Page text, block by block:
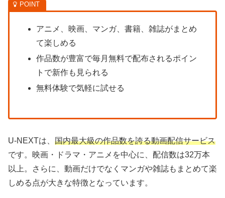
アニメ、映画、マンガ、書籍、雑誌がまとめ
て楽しめる
作品数が豊富で毎月無料で配布されるポイン
トで新作も見られる
無料体験で気軽に試せる
U-NEXTは、 国内最大級の作品数を誇る動画配信サービス
です。映画・ドラマ・アニメを中心に、配信数は32万本
以上。さらに、動画だけでなくマンガや雑誌もまとめて楽
しめる点が大きな特徴となっています。